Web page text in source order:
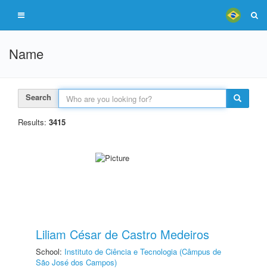
Name
Search
Results: 3415
Liliam César de Castro Medeiros
School: Instituto de Ciência e Tecnologia (Câmpus de
São José dos Campos)